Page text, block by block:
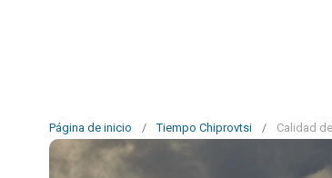
Página de inicio / Tiempo Chiprovtsi / Calidad